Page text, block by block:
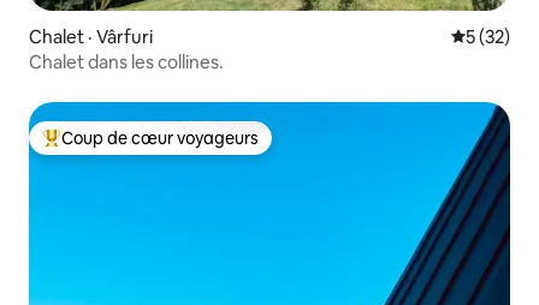
Chalet · Vârfuri Note
5 (32)
Chalet dans les collines.
Coup de cœur voyageurs parmi les plus aimés
Coup de cœur voyageurs